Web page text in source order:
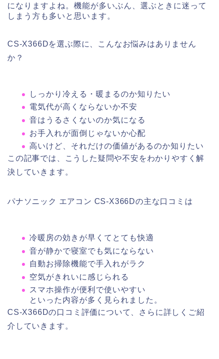
になりますよね。機能が多いぶん、選ぶときに迷って
しまう方も多いと思います。
CS-X366Dを選ぶ際に、こんなお悩みはありません
か？
しっかり冷える・暖まるのか知りたい
電気代が高くならないか不安
音はうるさくないのか気になる
お手入れが面倒じゃないか心配
高いけど、それだけの価値があるのか知りたい
この記事では、こうした疑問や不安をわかりやすく解
決していきます。
パナソニック エアコン CS-X366Dの主な口コミは
冷暖房の効きが早くてとても快適
音が静かで寝室でも気にならない
自動お掃除機能で手入れがラク
空気がきれいに感じられる
スマホ操作が便利で使いやすい
といった内容が多く見られました。
CS-X366Dの口コミ評価について、さらに詳しくご紹
介していきます。